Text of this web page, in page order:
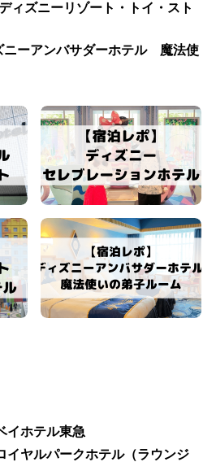
ズニーリゾート・トイ・スト
ーアンバサダーホテル 魔法使
ホテル東急
ヤルパークホテル（ラウンジ